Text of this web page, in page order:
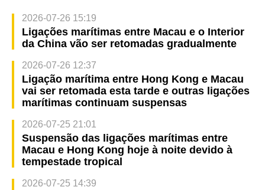
2026-07-26 15:19
Ligações marítimas entre Macau e o Interior
da China vão ser retomadas gradualmente
2026-07-26 12:37
Ligação marítima entre Hong Kong e Macau
vai ser retomada esta tarde e outras ligações
marítimas continuam suspensas
2026-07-25 21:01
Suspensão das ligações marítimas entre
Macau e Hong Kong hoje à noite devido à
tempestade tropical
2026-07-25 14:39